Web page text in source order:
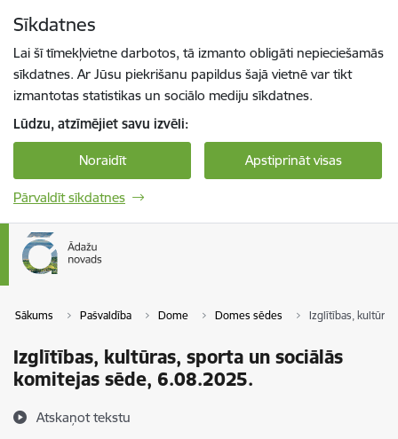
Sīkdatnes
Lai šī tīmekļvietne darbotos, tā izmanto obligāti nepieciešamās
sīkdatnes. Ar Jūsu piekrišanu papildus šajā vietnē var tikt
izmantotas statistikas un sociālo mediju sīkdatnes.
Lūdzu, atzīmējiet savu izvēli:
Noraidīt Apstiprināt visas
Pārvaldīt sīkdatnes
Sākums Pašvaldība Dome Domes sēdes Izglītības,
Izglītības, kultūras, sporta un sociālās
komitejas sēde, 6.08.2025.
Atskaņot tekstu